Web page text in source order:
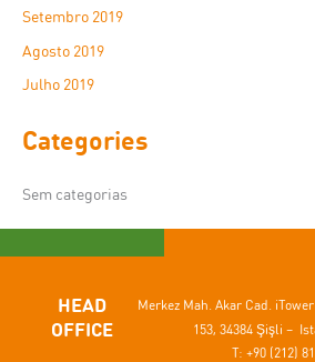
Setembro 2019
Agosto 2019
Julho 2019
Categories
Sem categorias
HEAD
OFFICE
Merkez Mah. Akar Cad.
153, 34384 Şişli –
T: +90 (212)